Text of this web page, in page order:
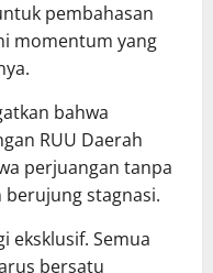
pembahasan
momentum yang
bahwa
RUU Daerah
perjuangan tanpa
berujung stagnasi.
eksklusif. Semua
bersatu